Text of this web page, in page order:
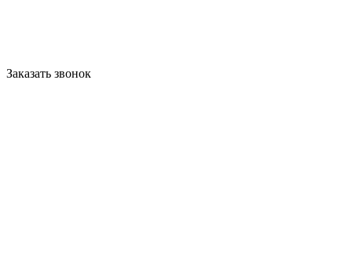
Заказать звонок